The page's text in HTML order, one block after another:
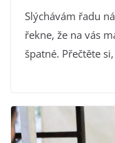
Slýchávám řadu
řekne, že na vás
špatné. Přečtěte